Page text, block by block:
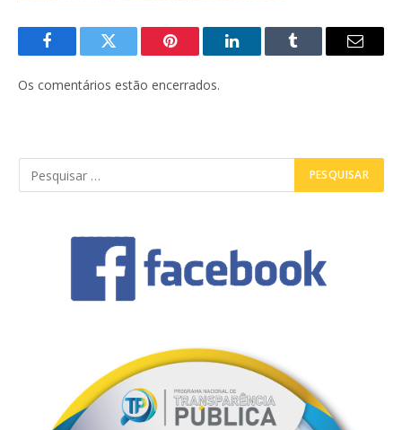
FacebookTwitter Pinterest LinkedInTumblr
E-
Os comentários estão encerrados.